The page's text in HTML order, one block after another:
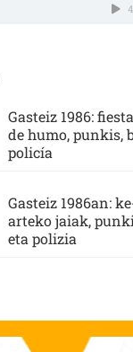
4
Gasteiz 1986:
de humo, punkis,
policía
Gasteiz 1986an:
arteko jaiak,
eta polizia